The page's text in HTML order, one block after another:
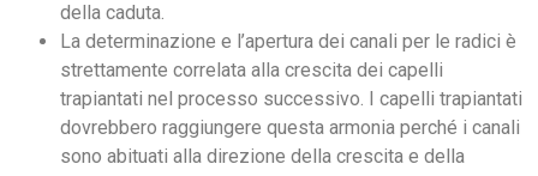
della caduta.
La determinazione e l’apertura dei canali per le radici è
strettamente correlata alla crescita dei capelli
trapiantati nel processo successivo. I capelli trapiantati
dovrebbero raggiungere questa armonia perché i canali
sono abituati alla direzione della crescita e della